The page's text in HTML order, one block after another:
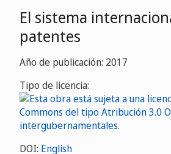
El sistema
patentes
Año de publicación: 2017
Tipo de licencia:
DOI: English